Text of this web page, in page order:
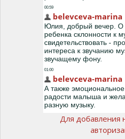
Для добавления